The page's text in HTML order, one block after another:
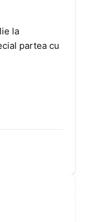
la
partea cu